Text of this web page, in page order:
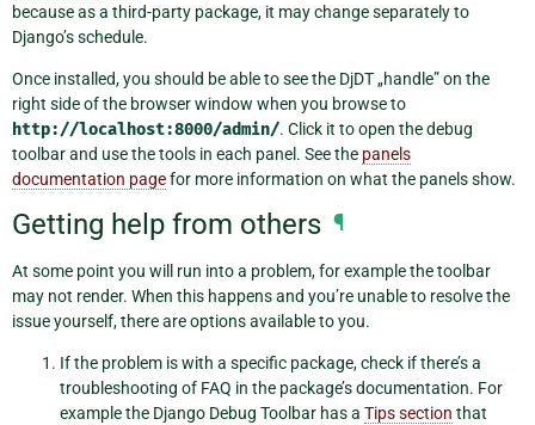
because as a third-party package, it may change separately to
Django’s schedule.
Once installed, you should be able to see the DjDT „handle” on the
right side of the browser window when you browse to
http://localhost:8000/admin/. Click it to open the debug
toolbar and use the tools in each panel. See the panels
documentation pagefor more information on what the panels show.
Getting help from others ¶
At some point you will run into a problem, for example the toolbar
may not render. When this happens and you’re unable to resolve the
issue yourself, there are options available to you.
If the problem is with a specific package, check if there’s a
troubleshooting of FAQ in the package’s documentation. For
example the Django Debug Toolbar has a Tips section that